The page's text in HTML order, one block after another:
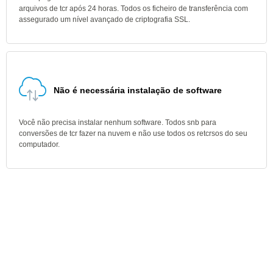
arquivos de tcr após 24 horas. Todos os ficheiro de transferência com
assegurado um nível avançado de criptografia SSL.
Não é necessária instalação de software
Você não precisa instalar nenhum software. Todos snb para
conversões de tcr fazer na nuvem e não use todos os retcrsos do seu
computador.